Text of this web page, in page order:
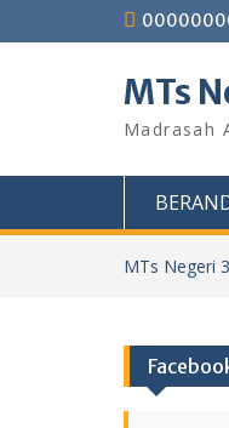
to
MTs
Madrasah
MTs Negeri